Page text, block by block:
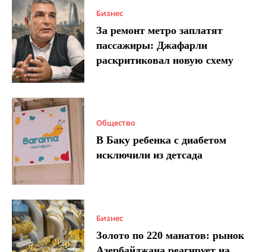
Бизнес
За ремонт метро заплатят
пассажиры: Джафарли
раскритиковал новую схему
Общество
В Баку ребенка с диабетом
исключили из детсада
Бизнес
Золото по 220 манатов: рынок